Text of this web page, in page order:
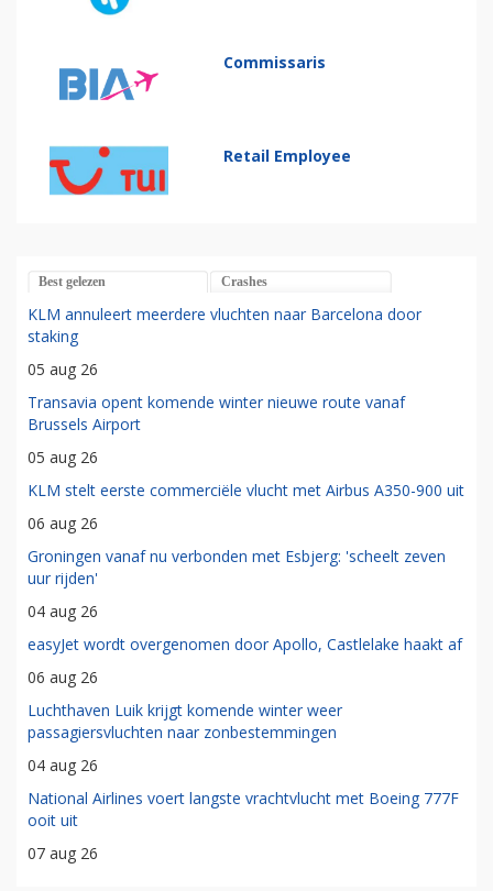
Commissaris
Retail Employee
Best gelezen Crashes
KLM annuleert meerdere vluchten naar Barcelona door
staking
05 aug 26
Transavia opent komende winter nieuwe route vanaf
Brussels Airport
05 aug 26
KLM stelt eerste commerciële vlucht met Airbus A350-900 uit
06 aug 26
Groningen vanaf nu verbonden met Esbjerg: 'scheelt zeven
uur rijden'
04 aug 26
easyJet wordt overgenomen door Apollo, Castlelake haakt af
06 aug 26
Luchthaven Luik krijgt komende winter weer
passagiersvluchten naar zonbestemmingen
04 aug 26
National Airlines voert langste vrachtvlucht met Boeing 777F
ooit uit
07 aug 26